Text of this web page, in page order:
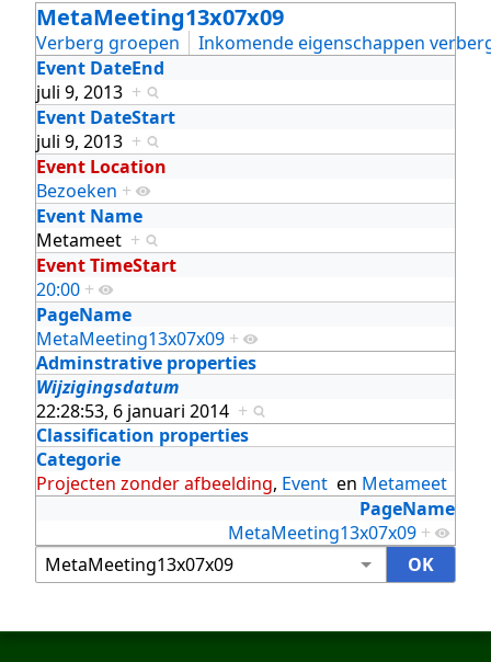
MetaMeeting13x07x09
Verberg groepen
Inkomende eigenschappen
Event DateEnd
juli 9, 2013 +
Event DateStart
juli 9, 2013 +
Event Location
Bezoeken +
Event Name
Metameet +
Event TimeStart
20:00 +
PageName
MetaMeeting13x07x09 +
Adminstrative properties
Wijzigingsdatum
22:28:53, 6 januari 2014 +
Classification properties
Categorie
Projecten zonder afbeelding, Event en Metameet
PageName
MetaMeeting13x07x09 +